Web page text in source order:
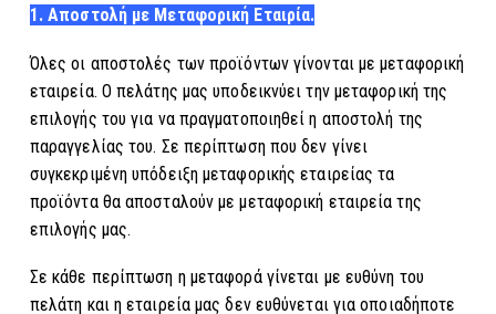
1. Αποστολή με Μεταφορική Εταιρία.
Όλες οι αποστολές των προϊόντων γίνονται με μεταφορική
εταιρεία. Ο πελάτης μας υποδεικνύει την μεταφορική της
επιλογής του για να πραγματοποιηθεί η αποστολή της
παραγγελίας του. Σε περίπτωση που δεν γίνει
συγκεκριμένη υπόδειξη μεταφορικής εταιρείας τα
προϊόντα θα αποσταλούν με μεταφορική εταιρεία της
επιλογής μας.
Σε κάθε περίπτωση η μεταφορά γίνεται με ευθύνη του
πελάτη και η εταιρεία μας δεν ευθύνεται για οποιαδήποτε